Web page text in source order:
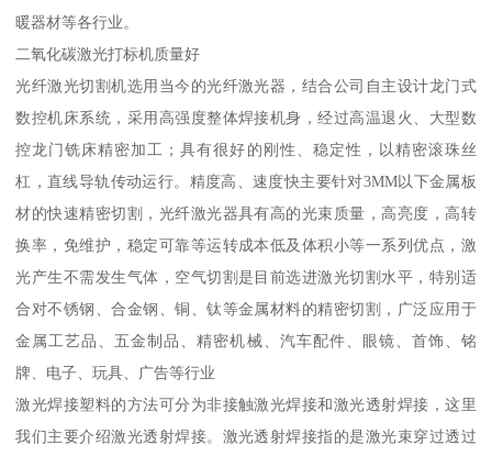
暖器材等各行业。
二氧化碳激光打标机质量好
光纤激光切割机选用当今的光纤激光器，结合公司自主设计龙门式
数控机床系统，采用高强度整体焊接机身，经过高温退火、大型数
控龙门铣床精密加工；具有很好的刚性、稳定性，以精密滚珠丝
杠，直线导轨传动运行。精度高、速度快主要针对3MM以下金属板
材的快速精密切割，光纤激光器具有高的光束质量，高亮度，高转
换率，免维护，稳定可靠等运转成本低及体积小等一系列优点，激
光产生不需发生气体，空气切割是目前选进激光切割水平，特别适
合对不锈钢、合金钢、铜、钛等金属材料的精密切割，广泛应用于
金属工艺品、五金制品、精密机械、汽车配件、眼镜、首饰、铭
牌、电子、玩具、广告等行业
激光焊接塑料的方法可分为非接触激光焊接和激光透射焊接，这里
我们主要介绍激光透射焊接。激光透射焊接指的是激光束穿过透过